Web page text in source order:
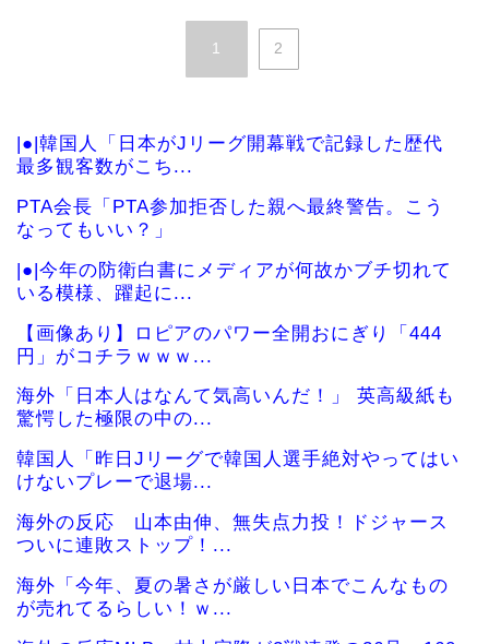
1 2
|●|韓国人「日本がJリーグ開幕戦で記録した歴代
最多観客数がこち...
PTA会長「PTA参加拒否した親へ最終警告。こう
なってもいい？」
|●|今年の防衛白書にメディアが何故かブチ切れて
いる模様、躍起に...
【画像あり】ロピアのパワー全開おにぎり「444
円」がコチラｗｗｗ...
海外「日本人はなんて気高いんだ！」 英高級紙も
驚愕した極限の中の...
韓国人「昨日Jリーグで韓国人選手絶対やってはい
けないプレーで退場...
海外の反応 山本由伸、無失点力投！ドジャース
ついに連敗ストップ！...
海外「今年、夏の暑さが厳しい日本でこんなもの
が売れてるらしい！ｗ...